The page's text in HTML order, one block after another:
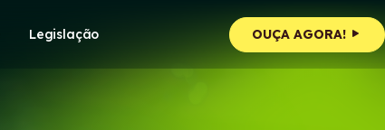
Legislação OUÇA AGORA!